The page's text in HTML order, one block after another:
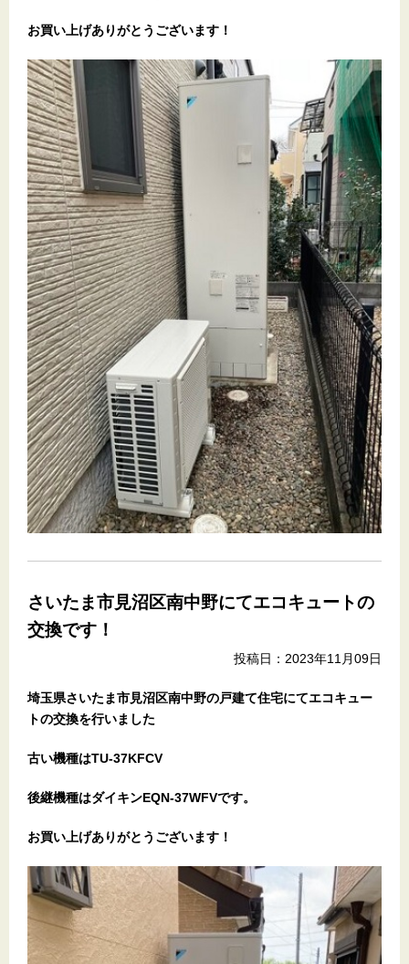
お買い上げありがとうございます！
さいたま市見沼区南中野にてエコキュートの
交換です！
投稿日：2023年11月09日
埼玉県さいたま市見沼区南中野の戸建て住宅にてエコキュー
トの交換を行いました
古い機種はTU-37KFCV
後継機種はダイキンEQN-37WFVです。
お買い上げありがとうございます！